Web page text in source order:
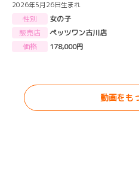
2026年5月26日生まれ
性別
女の子
販売店
ペッツワン古川店
価格
178,000円
動画をも